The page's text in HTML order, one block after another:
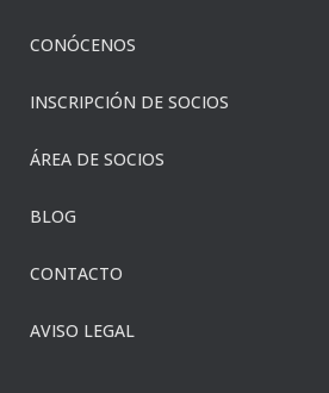
CONÓCENOS
INSCRIPCIÓN DE SOCIOS
ÁREA DE SOCIOS
BLOG
CONTACTO
AVISO LEGAL